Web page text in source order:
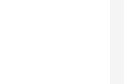
kartě
na nové kartě